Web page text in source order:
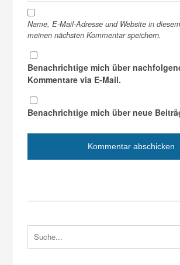
Name, E-Mail-Adresse und Website in
meinen nächsten Kommentar speichern.
Benachrichtige mich über
Kommentare via E-Mail.
Benachrichtige mich über neue